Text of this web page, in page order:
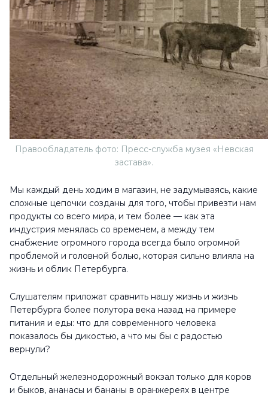
Правообладатель фото: Пресс-служба музея «Невская
застава».
Мы каждый день ходим в магазин, не задумываясь, какие
сложные цепочки созданы для того, чтобы привезти нам
продукты со всего мира, и тем более — как эта
индустрия менялась со временем, а между тем
снабжение огромного города всегда было огромной
проблемой и головной болью, которая сильно влияла на
жизнь и облик Петербурга.
Слушателям приложат сравнить нашу жизнь и жизнь
Петербурга более полутора века назад на примере
питания и еды: что для современного человека
показалось бы дикостью, а что мы бы с радостью
вернули?
Отдельный железнодорожный вокзал только для коров
и быков, ананасы и бананы в оранжереях в центре